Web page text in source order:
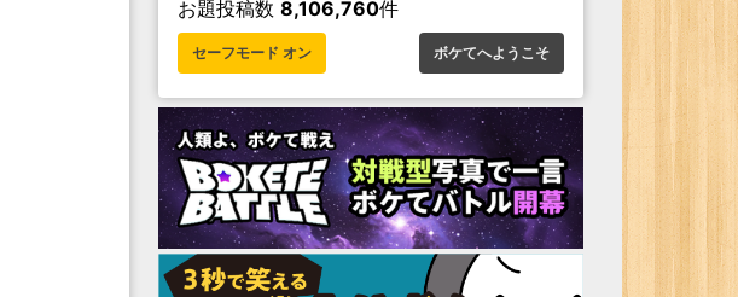
お題投稿数 8,106,760件
セーフモード オン ボケてへようこそ